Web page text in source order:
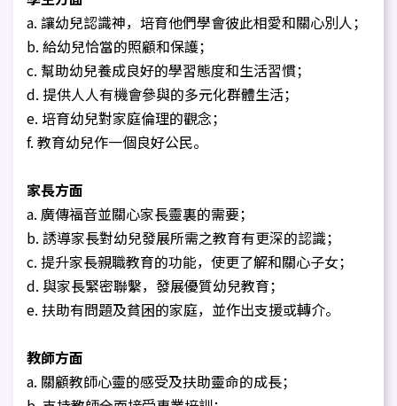
a. 讓幼兒認識神，培育他們學會彼此相愛和關心別人；
b. 給幼兒恰當的照顧和保護；
c. 幫助幼兒養成良好的學習態度和生活習慣；
d. 提供人人有機會參與的多元化群體生活；
e. 培育幼兒對家庭倫理的觀念；
f. 教育幼兒作一個良好公民。
家長方面
a. 廣傳福音並關心家長靈裏的需要；
b. 誘導家長對幼兒發展所需之教育有更深的認識；
c. 提升家長親職教育的功能，使更了解和關心子女；
d. 與家長緊密聯繫，發展優質幼兒教育；
e. 扶助有問題及貧困的家庭，並作出支援或轉介。
教師方面
a. 關顧教師心靈的感受及扶助靈命的成長；